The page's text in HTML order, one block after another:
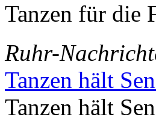
Tanzen für die
Ruhr-
Tanzen hält
Tanzen hält